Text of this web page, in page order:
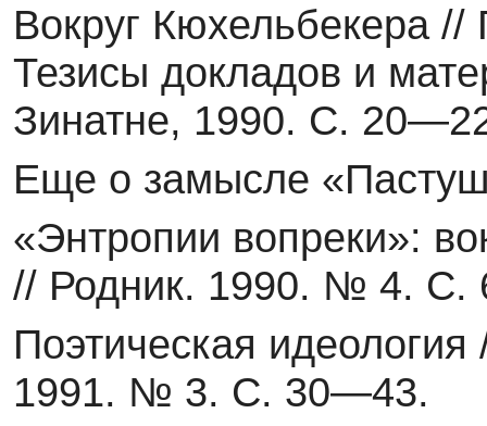
Вокруг Кюхельбекера
Тезисы докладов и
Зинатне, 1990. C.
Еще о замысле
«Энтропии вопреки»:
// Родник. 1990. № 4. С.
Поэтическая
1991. № 3. С. 30—43.